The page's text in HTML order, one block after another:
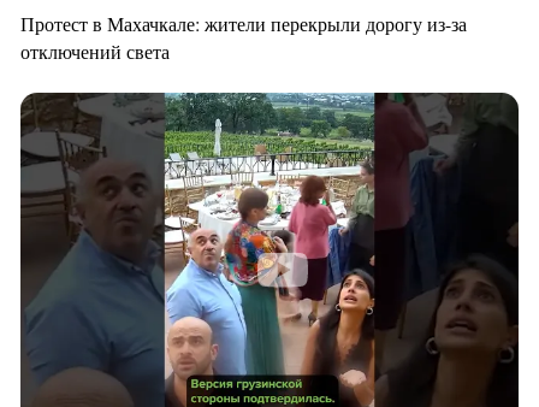
Протест в Махачкале: жители перекрыли дорогу из-за
отключений света